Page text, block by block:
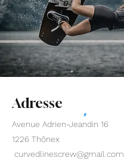
Adresse
Avenue Adrien-Jeandin 16
1226 Thônex
curvedlinescrew@gmail.com